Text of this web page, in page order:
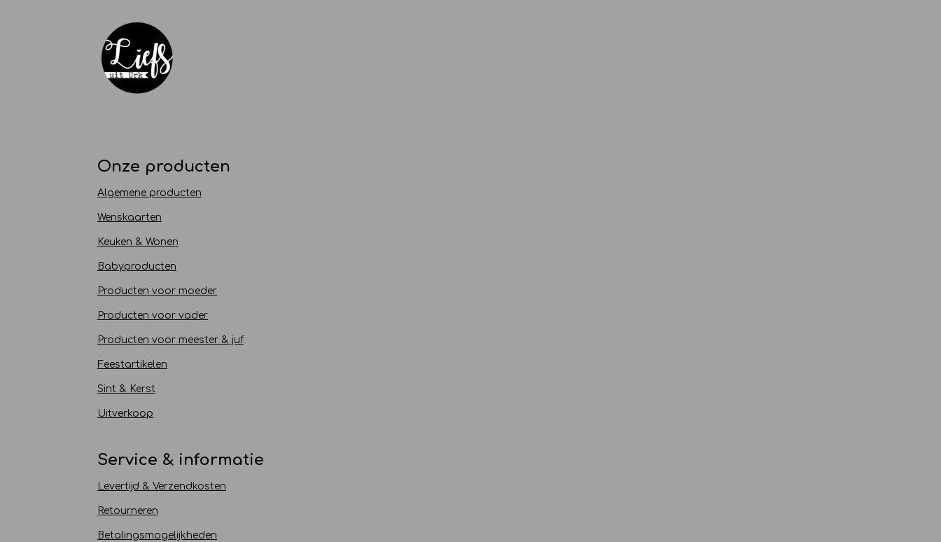
Onze producten
Algemene producten
Wenskaarten
Keuken & Wonen
Babyproducten
Producten voor moeder
Producten voor vader
Producten voor meester & juf
Feestartikelen
Sint & Kerst
Uitverkoop
Service & informatie
Levertijd & Verzendkosten
Retourneren
Betalingsmogelijkheden